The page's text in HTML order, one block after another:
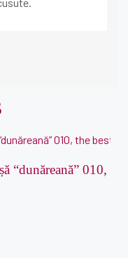
“dunăreană” 010,